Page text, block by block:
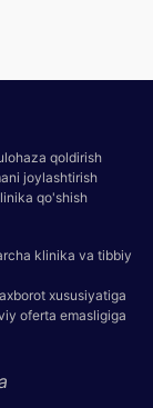
qoldirish
joylashtirish
qo'shish
klinika va tibbiy
xususiyatiga
oferta emasligiga